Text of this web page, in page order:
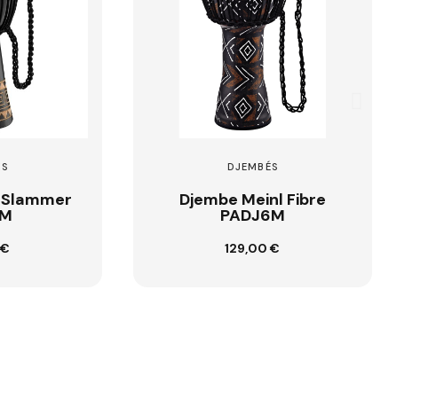
Fibre
DJEMBÉS
Djembe Tanga Fibre
FIBD14-RD
186,00 €
Ajouter au panier